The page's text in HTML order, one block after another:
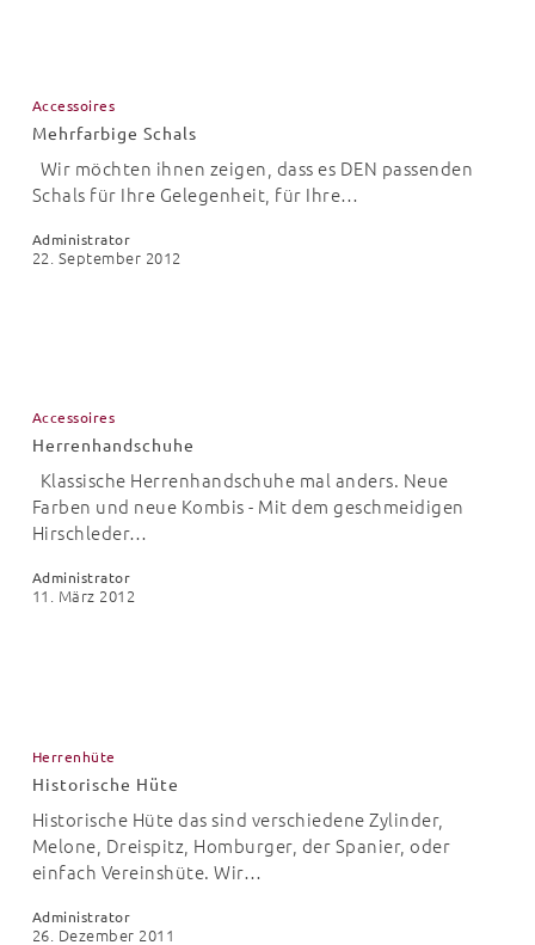
Accessoires
Mehrfarbige Schals
Wir möchten ihnen zeigen, dass es DEN passenden
Schals für Ihre Gelegenheit, für Ihre…
Administrator
22. September 2012
Accessoires
Herrenhandschuhe
Klassische Herrenhandschuhe mal anders. Neue
Farben und neue Kombis - Mit dem geschmeidigen
Hirschleder…
Administrator
11. März 2012
Herrenhüte
Historische Hüte
Historische Hüte das sind verschiedene Zylinder,
Melone, Dreispitz, Homburger, der Spanier, oder
einfach Vereinshüte. Wir…
Administrator
26. Dezember 2011